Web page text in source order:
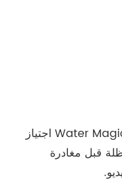
يمكن لمادة Water Magic Adult Stick Umbrella اجتياز
قبل مغادرة